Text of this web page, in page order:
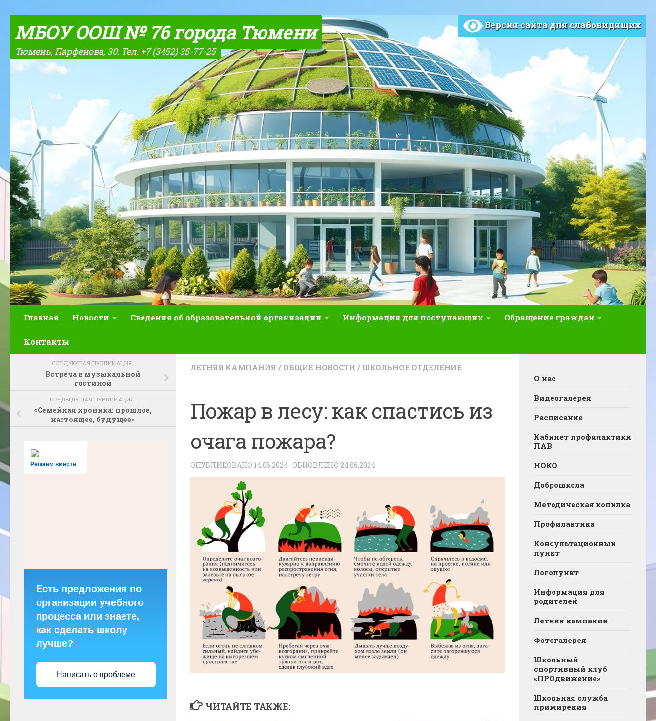
Skip to content
МБОУ ООШ № 76 города Тюмени
Тюмень, Парфенова, 30. Тел. +7 (3452) 35-77-25
Версия сайта для слабовидящих
Главная Новости Сведения об образовательной организации Информация для поступающих Обращение граждан
Контакты
ЛЕТНЯЯ КАМПАНИЯ / ОБЩИЕ НОВОСТИ / ШКОЛЬНОЕ ОТДЕЛЕНИЕ
Пожар в лесу: как спастись из
очага пожара?
ОПУБЛИКОВАНО 14.06.2024 · ОБНОВЛЕНО 24.06.2024
ЧИТАЙТЕ ТАКЖЕ:
СЛЕДУЮЩАЯ ПУБЛИКАЦИЯ
Встреча в музыкальной
гостиной
ПРЕДЫДУЩАЯ ПУБЛИКАЦИЯ
«Семейная хроника: прошлое,
настоящее, будущее»
Решаем вместе
Есть предложения по
организации учебного
процесса или знаете,
как сделать школу
лучше?
Написать о проблеме
О нас
Видеогалерея
Расписание
Кабинет профилактики
ПАВ
НОКО
Доброшкола
Методическая копилка
Профилактика
Консультационный
пункт
Логопункт
Информация для
родителей
Летняя кампания
Фотогалерея
Школьный
спортивный клуб
«ПРОдвижение»
Школьная служба
примирения